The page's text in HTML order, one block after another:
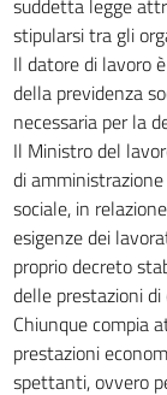
suddetta legge
stipularsi tra gli
Il datore di lavoro
della previdenza
necessaria per la
Il Ministro del
di
sociale, in
esigenze dei
proprio decreto
delle prestazioni
Chiunque compia
prestazioni
spettanti, ovvero